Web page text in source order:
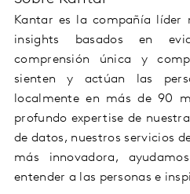
Kantar es la compañía líder
insights basados en
comprensión única y
sienten y actúan las
localmente en más de 90
profundo expertise de
de datos, nuestros servicios
más innovadora,
entender a las personas e